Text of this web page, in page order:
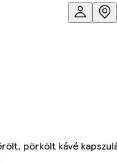
pörkölt kávé